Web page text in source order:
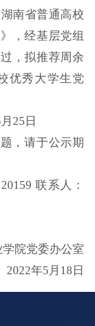
南省普通高校
，经基层党组
，拟推荐周余
优秀大学生党
25日
，请于公示期
联系人：
院党委办公室
2022年5月18日